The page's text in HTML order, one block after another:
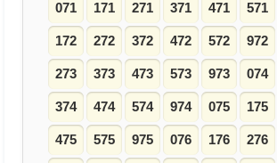
071 171 271 371 471 571
172 272 372 472 572 972
273 373 473 573 973 074
374 474 574 974 075 175
475 575 975 076 176 276